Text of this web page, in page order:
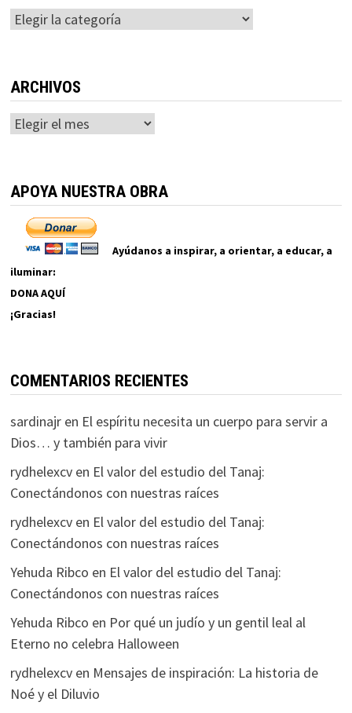
Categorías
ARCHIVOS
Archivos
APOYA NUESTRA OBRA
Ayúdanos a inspirar, a orientar, a educar, a
iluminar:
DONA AQUÍ
¡Gracias!
COMENTARIOS RECIENTES
sardinajren El espíritu necesita un cuerpo para servir a
Dios… y también para vivir
rydhelexcven El valor del estudio del Tanaj:
Conectándonos con nuestras raíces
rydhelexcven El valor del estudio del Tanaj:
Conectándonos con nuestras raíces
Yehuda Ribco en El valor del estudio del Tanaj:
Conectándonos con nuestras raíces
Yehuda Ribco en Por qué un judío y un gentil leal al
Eterno no celebra Halloween
rydhelexcven Mensajes de inspiración: La historia de
Noé y el Diluvio